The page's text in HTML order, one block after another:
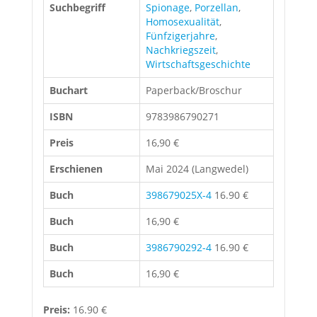
Suchbegriff
Spionage, Porzellan,
Homosexualität,
Fünfzigerjahre,
Nachkriegszeit,
Wirtschaftsgeschichte
Buchart
Paperback/Broschur
ISBN
9783986790271
Preis
16,90 €
Erschienen
Mai 2024 (Langwedel)
Buch
398679025X-4 16.90 €
Buch
16,90 €
Buch
3986790292-4 16.90 €
Buch
16,90 €
Preis: 16.90 €